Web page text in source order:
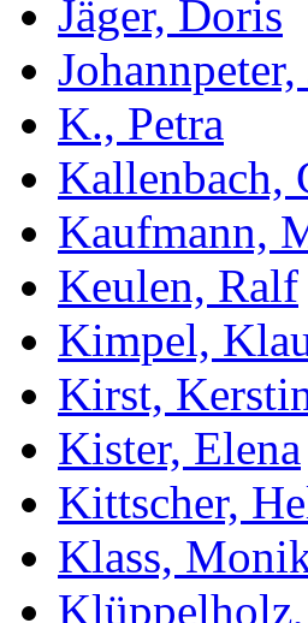
Jäger, Doris
K., Petra
Kallenbach,
Kaufmann,
Keulen, Ralf
Kimpel,
Kirst,
Kister, Elena
Kittscher,
Klass,